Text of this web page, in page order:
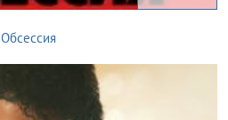
Обсессия